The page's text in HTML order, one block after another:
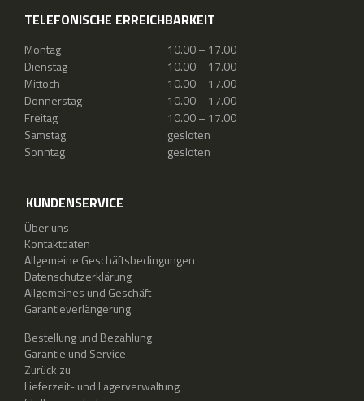
TELEFONISCHE ERREICHBARKEIT
Montag
10.00 – 17.00
Dienstag
10.00 – 17.00
Mittoch
10.00 – 17.00
Donnerstag
10.00 – 17.00
Freitag
10.00 – 17.00
Samstag
gesloten
Sonntag
gesloten
KUNDENSERVICE
Über uns
Kontaktdaten
Allgemeine Geschäftsbedingungen
Datenschutzerklärung
Allgemeines und Geschäft
Garantieverlängerung
Bestellung und Bezahlung
Garantie und Service
Zurück zu
Lieferzeit- und Lagerverwaltung